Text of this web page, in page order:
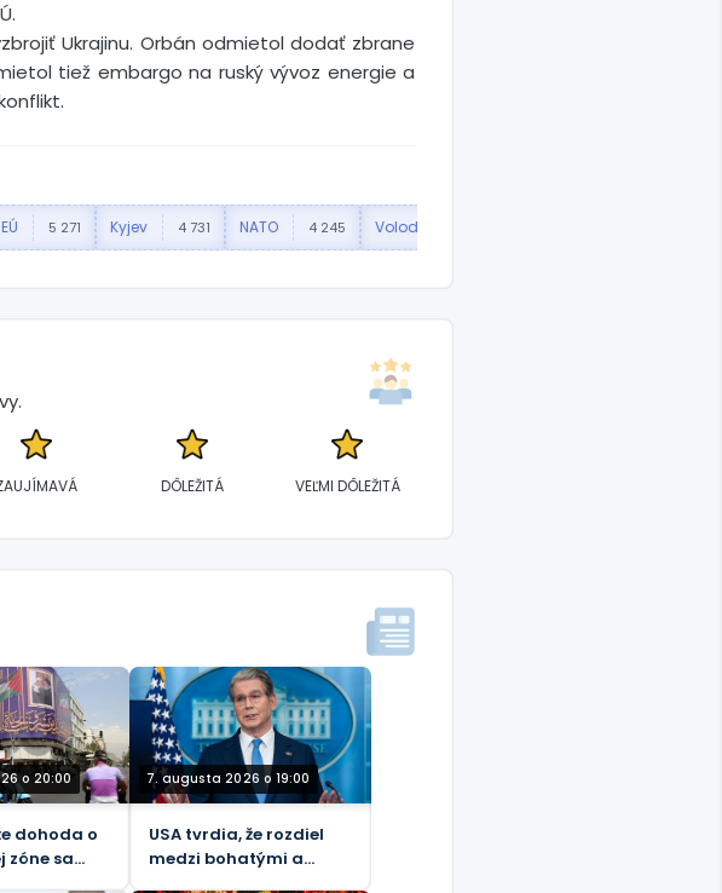
Ukrajinu. Orbán odmietol dodať zbrane
tiež embargo na ruský vývoz energie a
EÚ 5 271 Kyjev 4 731 NATO 4 245 Volodymyr Zelenskyj
DÔLEŽITÁ VEĽMI DÔLEŽITÁ
o 20:00
dohoda o
zóne sa
7. augusta 2026 o 19:00
USA tvrdia, že rozdiel
medzi bohatými a